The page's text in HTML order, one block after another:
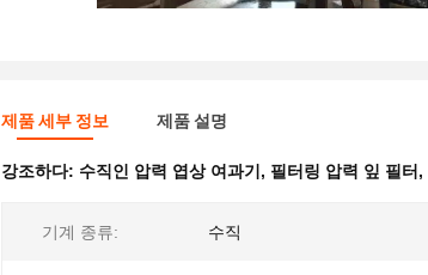
제품 세부 정보 제품 설명
강조하다: 수직인 압력 엽상 여과기 , 필터링 압력 잎 필터 ,
기계 종류: 수직